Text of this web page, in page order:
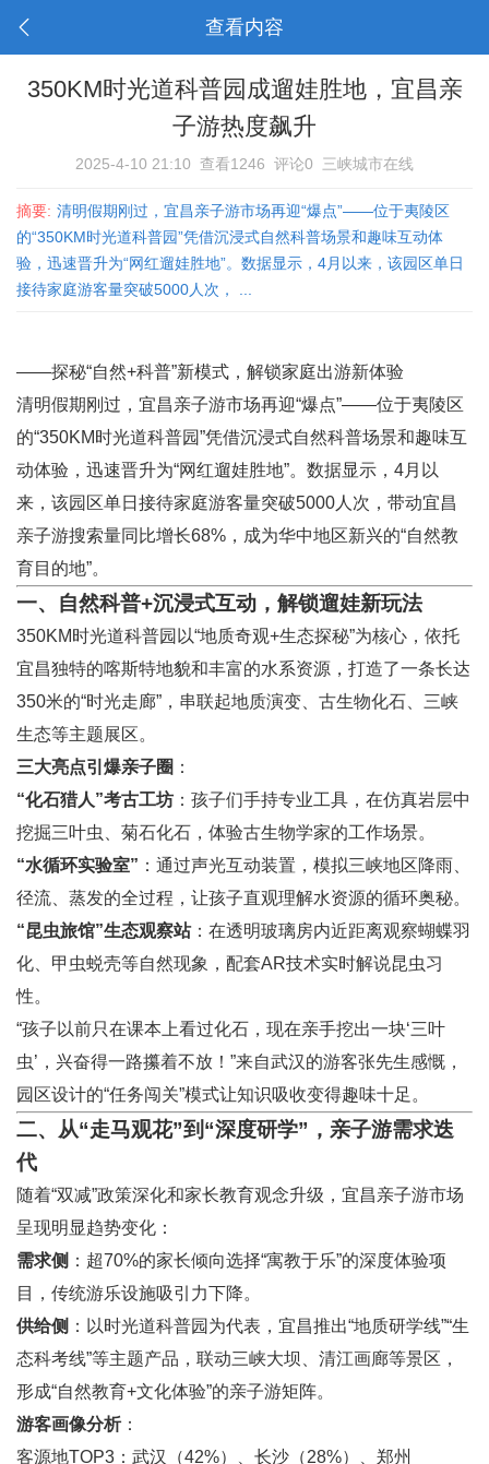
查看内容
350KM时光道科普园成遛娃胜地，宜昌亲
子游热度飙升
2025-4-10 21:10 查看1246 评论0 三峡城市在线
摘要: 清明假期刚过，宜昌亲子游市场再迎“爆点”——位于夷陵区
的“350KM时光道科普园”凭借沉浸式自然科普场景和趣味互动体
验，迅速晋升为“网红遛娃胜地”。数据显示，4月以来，该园区单日
接待家庭游客量突破5000人次， ...
——探秘“自然+科普”新模式，解锁家庭出游新体验
清明假期刚过，宜昌亲子游市场再迎“爆点”——位于夷陵区
的“350KM时光道科普园”凭借沉浸式自然科普场景和趣味互
动体验，迅速晋升为“网红遛娃胜地”。数据显示，4月以
来，该园区单日接待家庭游客量突破5000人次，带动宜昌
亲子游搜索量同比增长68%，成为华中地区新兴的“自然教
育目的地”。
一、自然科普+沉浸式互动，解锁遛娃新玩法
350KM时光道科普园以“地质奇观+生态探秘”为核心，依托
宜昌独特的喀斯特地貌和丰富的水系资源，打造了一条长达
350米的“时光走廊”，串联起地质演变、古生物化石、三峡
生态等主题展区。
三大亮点引爆亲子圈 ：
“化石猎人”考古工坊 ：孩子们手持专业工具，在仿真岩层中
挖掘三叶虫、菊石化石，体验古生物学家的工作场景。
“水循环实验室” ：通过声光互动装置，模拟三峡地区降雨、
径流、蒸发的全过程，让孩子直观理解水资源的循环奥秘。
“昆虫旅馆”生态观察站：在透明玻璃房内近距离观察蝴蝶羽
化、甲虫蜕壳等自然现象，配套AR技术实时解说昆虫习
性。
“孩子以前只在课本上看过化石，现在亲手挖出一块‘三叶
虫’，兴奋得一路攥着不放！”来自武汉的游客张先生感慨，
园区设计的“任务闯关”模式让知识吸收变得趣味十足。
二、从“走马观花”到“深度研学”，亲子游需求迭
代
随着“双减”政策深化和家长教育观念升级，宜昌亲子游市场
呈现明显趋势变化：
需求侧 ：超70%的家长倾向选择“寓教于乐”的深度体验项
目，传统游乐设施吸引力下降。
供给侧 ：以时光道科普园为代表，宜昌推出“地质研学线”“生
态科考线”等主题产品，联动三峡大坝、清江画廊等景区，
形成“自然教育+文化体验”的亲子游矩阵。
游客画像分析：
客源地TOP3：武汉（42%）、长沙（28%）、郑州